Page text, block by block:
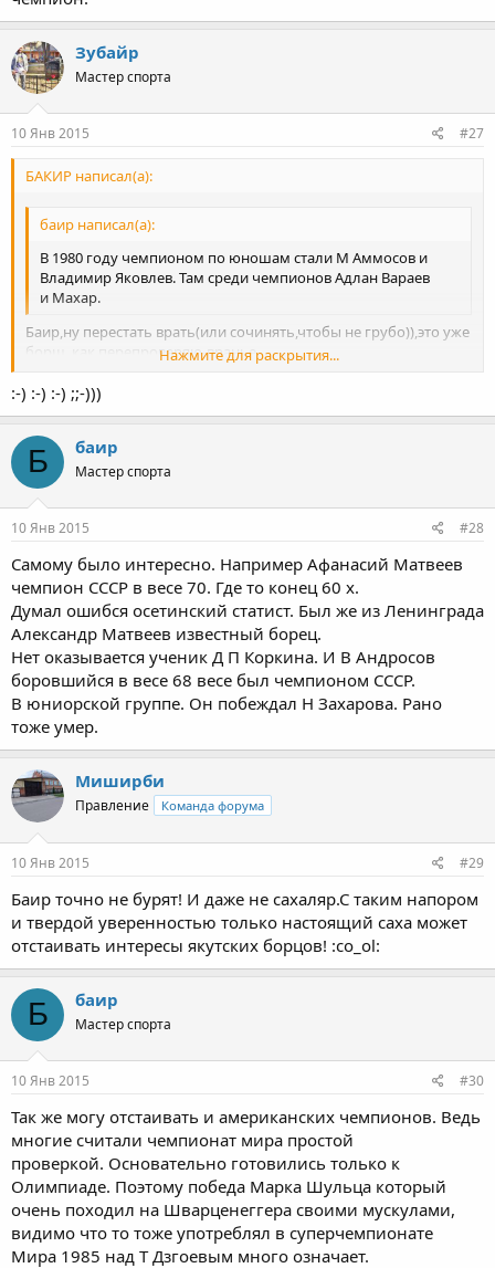
Зубайр
Мастер спорта
10 Янв 2015 #27
БАКИР написал(а):
баир написал(а):
В 1980 году чемпионом по юношам стали М Аммосов и
Владимир Яковлев. Там среди чемпионов Адлан Вараев
и Махар.
Баир,ну перестать врать(или сочинять,чтобы не грубо)),это уже
борщ..как перепроверяю-вранье..
Яковлев не был в 80 году
Это был какой то странный чемпионат
Еще конспект какой то сдавали. Яковлев по борьбе
чемпион.
Нажмите для раскрытия...
.
Нажмите для раскрытия...
:-) :-) :-) ;;-)))
Б баир
Мастер спорта
10 Янв 2015 #28
Самому было интересно. Например Афанасий Матвеев
чемпион СССР в весе 70. Где то конец 60 х.
Думал ошибся осетинский статист. Был же из Ленинграда
Александр Матвеев известный борец.
Нет оказывается ученик Д П Коркина. И В Андросов
боровшийся в весе 68 весе был чемпионом СССР.
В юниорской группе. Он побеждал Н Захарова. Рано
тоже умер.
Миширби
Правление Команда форума
10 Янв 2015 #29
Баир точно не бурят! И даже не сахаляр.С таким напором
и твердой уверенностью только настоящий саха может
отстаивать интересы якутских борцов! :co_ol:
Б баир
Мастер спорта
10 Янв 2015 #30
Так же могу отстаивать и американских чемпионов. Ведь
многие считали чемпионат мира простой
проверкой. Основательно готовились только к
Олимпиаде. Поэтому победа Марка Шульца который
очень походил на Шварценеггера своими мускулами,
видимо что то тоже употреблял в суперчемпионате
Мира 1985 над Т Дзгоевым много означает.